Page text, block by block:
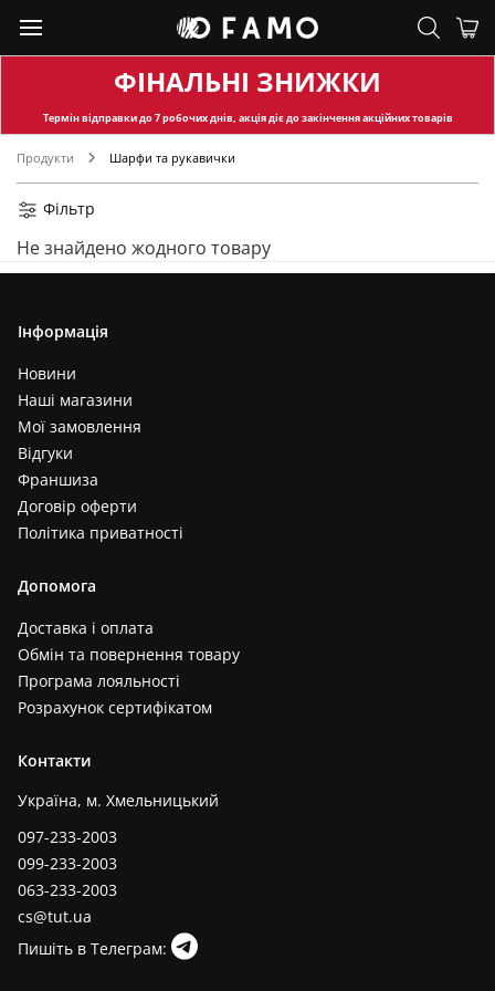
ФІНАЛЬНІ ЗНИЖКИ
Термін відправкидо 7 робочих днів, акція діє до закінчення акційних товарів
Продукти Шарфи та рукавички
Фільтр
Не знайдено жодного товару
Інформація
Новини
Наші магазини
Мої замовлення
Відгуки
Франшиза
Договір оферти
Політика приватності
Допомога
Доставка і оплата
Обмін та повернення товару
Програма лояльності
Розрахунок сертифікатом
Контакти
Україна, м. Хмельницький
097-233-2003
099-233-2003
063-233-2003
cs@tut.ua
Пишіть в Телеграм: